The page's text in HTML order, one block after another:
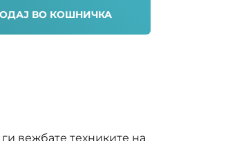
ВО КОШНИЧКА
вежбате техниките на